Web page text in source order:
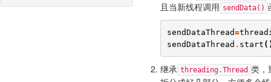
且当新线程调用 sendData()
sendDataThread=
sendDataThread . start
继承 threading.Thread 类，